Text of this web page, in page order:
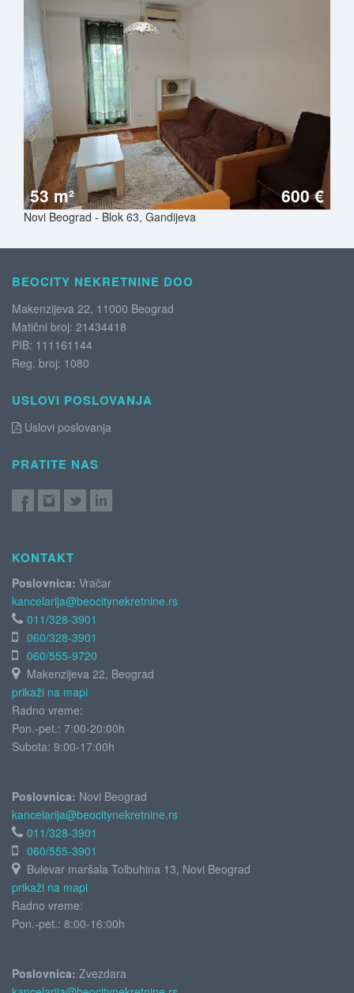
53 m² 600 €
Novi Beograd - Blok 63, Gandijeva
BEOCITY NEKRETNINE DOO
Makenzijeva 22, 11000 Beograd
Matični broj: 21434418
PIB: 111161144
Reg. broj: 1080
USLOVI POSLOVANJA
Uslovi poslovanja
PRATITE NAS
KONTAKT
Poslovnica: Vračar
kancelarija@beocitynekretnine.rs
011/328-3901
060/328-3901
060/555-9720
Makenzijeva 22, Beograd
prikaži na mapi
Radno vreme:
Pon.-pet.: 7:00-20:00h
Subota: 9:00-17:00h
Poslovnica: Novi Beograd
kancelarija@beocitynekretnine.rs
011/328-3901
060/555-3901
Bulevar maršala Tolbuhina 13, Novi Beograd
prikaži na mapi
Radno vreme:
Pon.-pet.: 8:00-16:00h
Poslovnica: Zvezdara